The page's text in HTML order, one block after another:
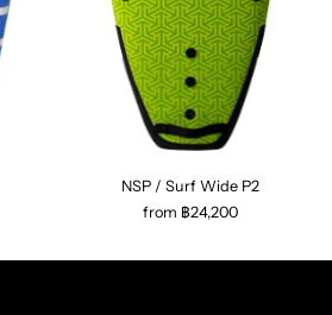
NSP / Surf Wide P2
from ฿24,200